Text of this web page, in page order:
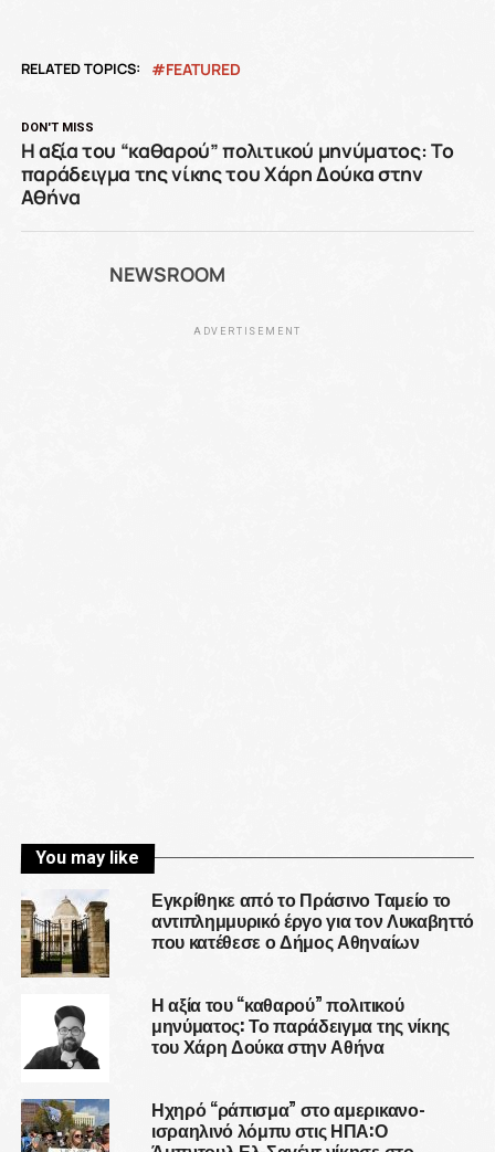
RELATED TOPICS: FEATURED
DON'T MISS
Η αξία του “καθαρού” πολιτικού μηνύματος: Το
παράδειγμα της νίκης του Χάρη Δούκα στην
Αθήνα
NEWSROOM
ADVERTISEMENT
You may like
Εγκρίθηκε από το Πράσινο Ταμείο το
αντιπλημμυρικό έργο για τον Λυκαβηττό
που κατέθεσε ο Δήμος Αθηναίων
Η αξία του “καθαρού” πολιτικού
μηνύματος: Το παράδειγμα της νίκης
του Χάρη Δούκα στην Αθήνα
Ηχηρό “ράπισμα” στο αμερικανο-
ισραηλινό λόμπυ στις ΗΠΑ:Ο